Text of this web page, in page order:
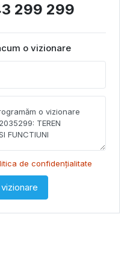
299 299
o vizionare
de confidențialitate